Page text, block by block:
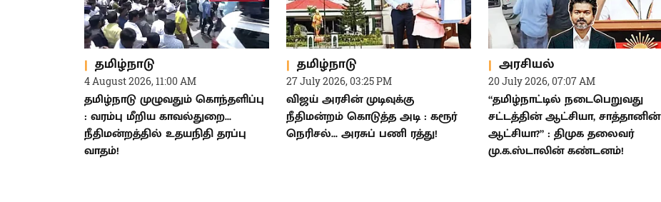
தமிழ்நாடு
4 August 2026, 11:00 AM
தமிழ்நாடு முழுவதும் கொந்தளிப்பு
: வரம்பு மீறிய காவல்துறை...
நீதிமன்றத்தில் உதயநிதி தரப்பு
வாதம்!
தமிழ்நாடு
27 July 2026, 03:25 PM
விஜய் அரசின் முடிவுக்கு
நீதிமன்றம் கொடுத்த அடி : கரூர்
நெரிசல்... அரசுப் பணி ரத்து!
அரசியல்
20 July 2026, 07:07 AM
“தமிழ்நாட்டில் நடைபெறுவது
சட்டத்தின் ஆட்சியா, சாத்தானின்
ஆட்சியா?” : திமுக தலைவர்
மு.க.ஸ்டாலின் கண்டனம்!